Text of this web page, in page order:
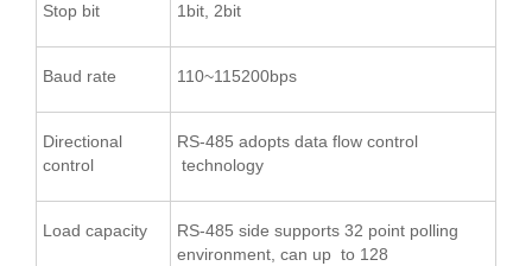
Stop bit 1bit, 2bit
Baud rate 110~115200bps
Directional
control
RS-485 adopts data flow control
technology
Load capacity
RS-485 side supports 32 point polling
environment, can up to 128